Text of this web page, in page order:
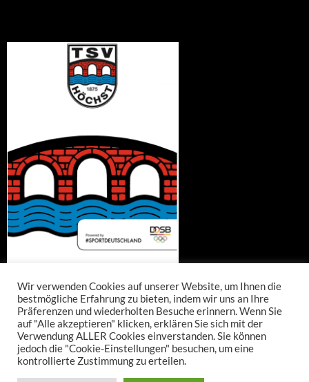
Wir verwenden Cookies auf unserer Website, um Ihnen die
bestmögliche Erfahrung zu bieten, indem wir uns an Ihre
Präferenzen und wiederholten Besuche erinnern. Wenn Sie
auf "Alle akzeptieren" klicken, erklären Sie sich mit der
Verwendung ALLER Cookies einverstanden. Sie können
jedoch die "Cookie-Einstellungen" besuchen, um eine
kontrollierte Zustimmung zu erteilen.